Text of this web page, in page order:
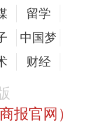
留学
中国梦
财经
报官网）